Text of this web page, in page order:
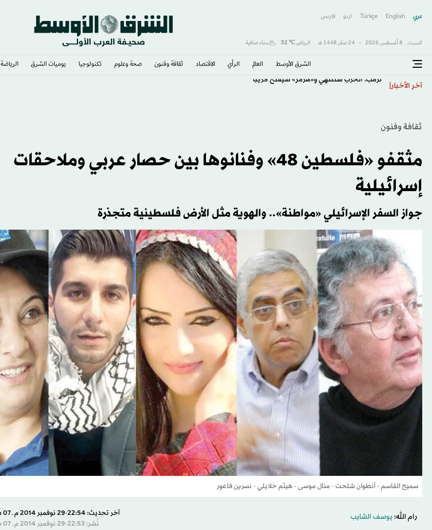
عربي English
Türkçe اردو فارسى
السبت, 8 أغسطس 2026 - 24 صفَر 1448 هـ الرياض℃
32 سماء صافية
الشرق الأوسط​ العالم الرأي الاقتصاد ثقافة وفنون صحة وعلوم تكنولوجيا يوميات الشرق​ الرياضة
آخر الأخبار ترمب: الحرب ستنتهي و«هرمز» سيفتح قريباً
ثقافة وفنون
مثقفو «فلسطين 48» وفنانوها بين حصار عربي وملاحقات
إسرائيلية
جواز السفر الإسرائيلي «مواطنة».. والهوية مثل الأرض فلسطينية متجذرة
سميح القاسم - أنطوان شلحت - منال موسى - هيثم خلايلي - نسرين فاعور
رام الله: يوسف الشايب
آخر تحديث: 22:54-29 نوفمبر 2014 م ـ 07 صفَر 1436 هـ
نُشر: 22:53-29 نوفمبر 2014 م ـ 07 صفَر 1436 هـ